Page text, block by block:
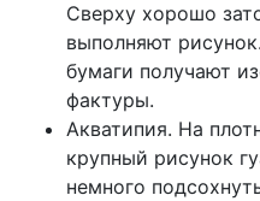
Сверху хорошо
выполняют
бумаги получают
фактуры.
Акватипия. На
крупный рисунок
немного